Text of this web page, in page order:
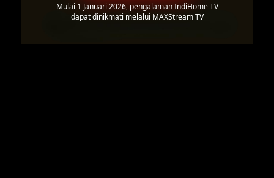
Mulai 1 Januari 2026, pengalaman IndiHome TV
dapat dinikmati melalui MAXStream TV